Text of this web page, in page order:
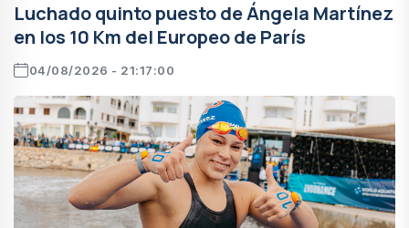
Luchado quinto puesto de Ángela Martínez
en los 10 Km del Europeo de París
04/08/2026 - 21:17:00